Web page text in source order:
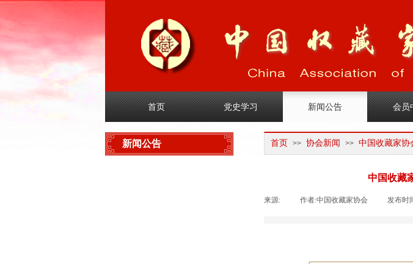
新闻公告 首页 >> 协会新闻 >> 中国收藏家协
首页 党史学习 新闻公告 会员
1
中国收藏
来源: 作者:中国收藏家协会 发布时